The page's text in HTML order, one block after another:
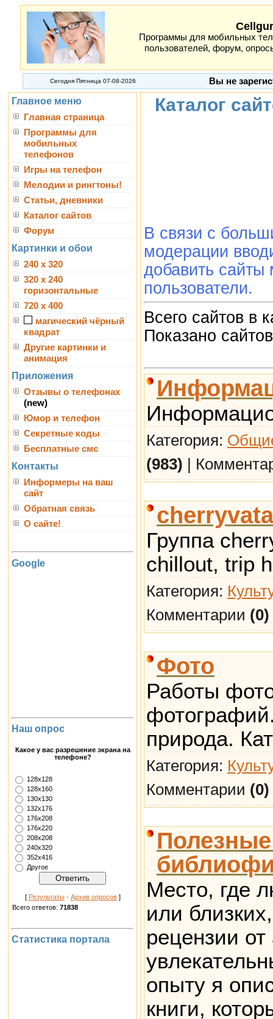
Программы для мобильных
пользователей, форум,
Сегодня Пятница 07-08-2026 Вы не
Главное меню
Главная страница
Программы для
мобильных
телефонов
Игры на телефон
Мелодии и рингтоны!
Статьи, дневники
Каталог сайтов
Форум
Картинки и обои
240 x 320
320 x 240
горизонтальные
720 x 400
магический чёрный
квадрат
Другие картинки и
анимация
Приложения
Отзывы о телефонах
(new)
Юмор и телефон
Секретные коды
Бесплатные смс
Контакты
Информеры на ваш
сайт
Обратная связь
О сайте!
Google
Наш опрос
Какое у вас разрешение экрана на
телефоне?
128х128
128х160
130х130
132х176
176х208
176х220
208х208
240х320
352х416
Другое
[ Результаты· Архив опросов]
Всего ответов: 71838
Статистика портала
Каталог
В связи с
модерации
добавить сайты
пользователи.
Всего сайтов в
Показано
Категория:
(983) |
cherryvata
Группа
chillout, trip
Категория:
Комментарии (0)
Фото
Работы
природа.
Категория:
Комментарии (0)
Место, где
или
рецензии
опыту я
книги,